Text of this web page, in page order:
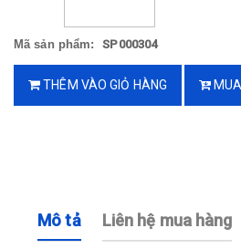
Mã sản phẩm: SP000304
THÊM VÀO GIỎ HÀNG
Mô tả Liên hệ mua hàng